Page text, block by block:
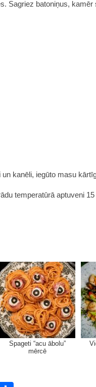
Sagriez batoniņus,
kanēli, iegūto masu
temperatūrā aptuveni
Spageti “acu ābolu”
mērcē